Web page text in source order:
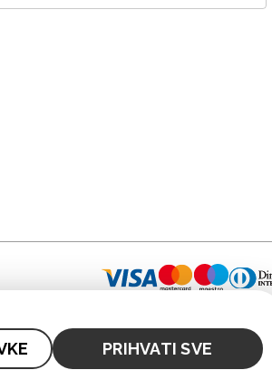
PRIHVATI SVE